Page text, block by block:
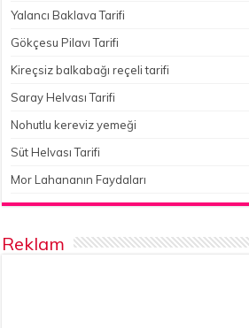
Yalancı Baklava Tarifi
Gökçesu Pilavı Tarifi
Kireçsiz balkabağı reçeli tarifi
Saray Helvası Tarifi
Nohutlu kereviz yemeği
Süt Helvası Tarifi
Mor Lahananın Faydaları
Reklam